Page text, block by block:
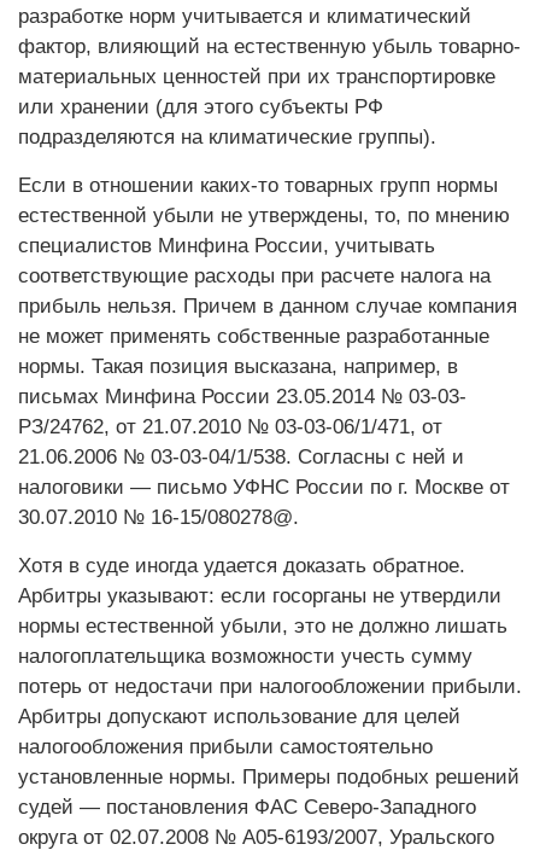
разработке норм учитывается и климатический
фактор, влияющий на естественную убыль товарно-
материальных ценнос­тей при их транспортировке
или хранении (для этого субъекты РФ
подразделяются на климатические группы).
Если в отношении каких-то товарных групп нормы
естественной убыли не утверждены, то, по мнению
специа­листов Минфина России, учитывать
соответствующие расходы при расчете налога на
прибыль нельзя. Причем в данном случае компания
не может применять собственные разработанные
нормы. Такая позиция высказана, например, в
письмах Минфина России 23.05.2014 № 03-03-
РЗ/24762, от 21.07.2010 № 03-03-06/1/471, от
21.06.2006 № 03-03-04/1/538. Согласны с ней и
налоговики — письмо УФНС России по г. Москве от
30.07.2010 № 16-15/080278@.
Хотя в суде иногда удается доказать обратное.
Арбитры указывают: если госорганы не утвердили
нормы естественной убыли, это не должно лишать
налогоплательщика возможнос­ти учесть сумму
потерь от недостачи при налогообложении прибыли.
Арбит­ры допускают использование для целей
налогообложения прибыли самостоятельно
установленные нормы. Примеры подобных решений
судей — постановления ФАС Северо-Западного
округа от 02.07.2008 № А05-6193/2007, Уральского